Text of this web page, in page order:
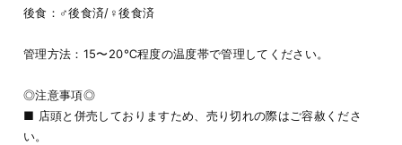
後食：♂後食済/♀後食済
管理方法：15〜20℃程度の温度帯で管理してください。
◎注意事項◎
■ 店頭と併売しておりますため、売り切れの際はご容赦くださ
い。